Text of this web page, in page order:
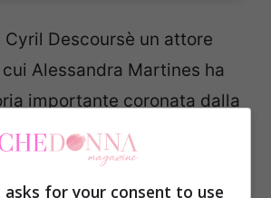
Cyril Descoursè un attore
Alessandra Martines ha
importante coronata dalla
Hugo. Ad annunciare la
nel 2018, è stata la stessa
di Domenica In, disse:
asks for your consent to use